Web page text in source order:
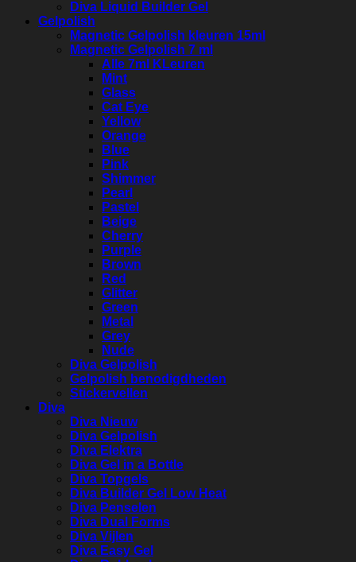
Diva Liquid Builder Gel
Gelpolish
Magnetic Gelpolish kleuren 15ml
Magnetic Gelpolish 7 ml
Alle 7ml KLeuren
Mint
Glass
Cat Eye
Yellow
Orange
Blue
Pink
Shimmer
Pearl
Pastel
Beige
Cherry
Purple
Brown
Red
Glitter
Green
Metal
Grey
Nude
Diva Gelpolish
Gelpolish benodigdheden
Stickervellen
Diva
Diva Nieuw
Diva Gelpolish
Diva Elektra
Diva Gel in a Bottle
Diva Topgels
Diva Builder Gel Low Heat
Diva Penselen
Diva Dual Forms
Diva Vijlen
Diva Easy Gel